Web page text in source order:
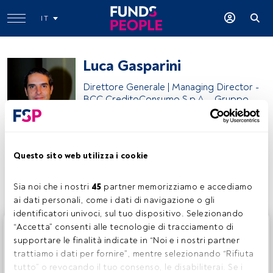
Questo sito web utilizza i cookie
Sia noi che i nostri 45 partner memorizziamo e accediamo
ai dati personali, come i dati di navigazione o gli
identificatori univoci, sul tuo dispositivo. Selezionando
“Accetta” consenti alle tecnologie di tracciamento di
supportare le finalità indicate in “Noi e i nostri partner
trattiamo i dati per fornire”, mentre selezionando “Rifiuta
tutto” o revocando il tuo consenso, le disabiliterai. Se i
IT
Luca Gasparini
Direttore Generale | Managing Director -
BCC CreditoConsumo S.p.A. - Gruppo
Condividi:
Questo è un articolo riservato agli utenti FundsPeople. Se
sei già registrato, accedi tramite il pulsante Login. Se non
hai ancora un account, ti invitiamo a registrarti per scoprire
tutti i contenuti che FundsPeople ha da offrire.